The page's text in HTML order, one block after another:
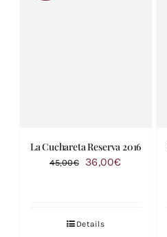
La Cuchareta Reserva 2016
45,00€
Le
36,00€Le
Details